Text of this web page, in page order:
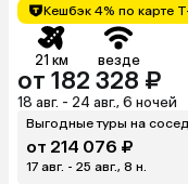
Кешбэк 4% по карте
21 км везде
от 182 328 ₽
18 авг. - 24 авг., 6 ночей
Выгодные туры на
от 214 076 ₽
17 авг. - 25 авг., 8 н.